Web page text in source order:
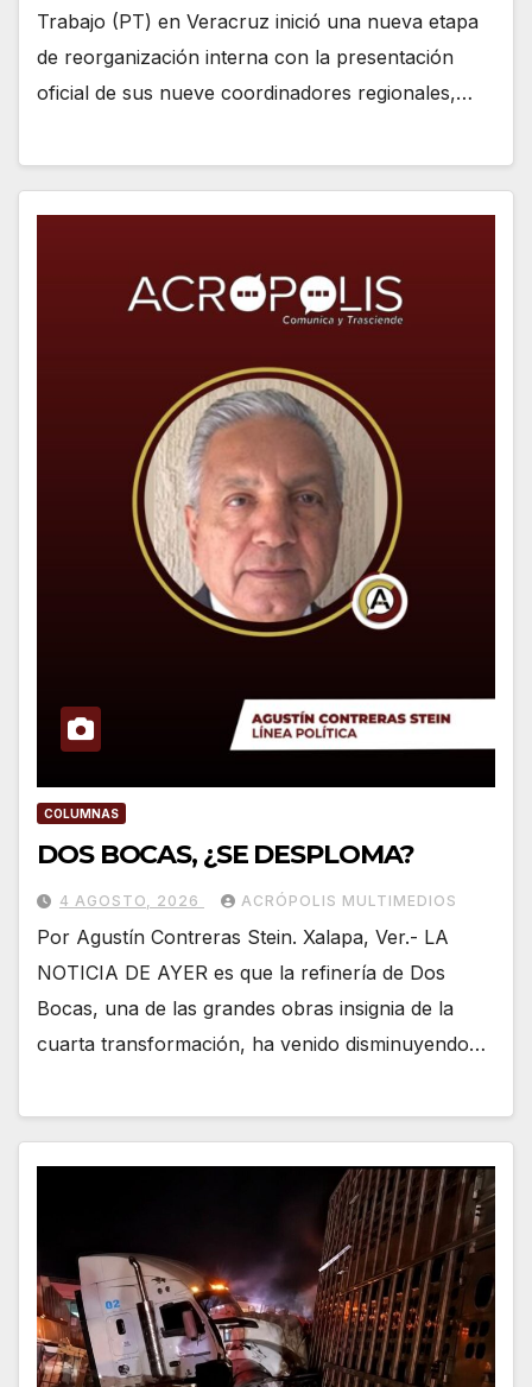
Trabajo (PT) en Veracruz inició una nueva etapa
de reorganización interna con la presentación
oficial de sus nueve coordinadores regionales,…
COLUMNAS
DOS BOCAS, ¿SE DESPLOMA?
4 AGOSTO, 2026 ACRÓPOLIS MULTIMEDIOS
Por Agustín Contreras Stein. Xalapa, Ver.- LA
NOTICIA DE AYER es que la refinería de Dos
Bocas, una de las grandes obras insignia de la
cuarta transformación, ha venido disminuyendo…